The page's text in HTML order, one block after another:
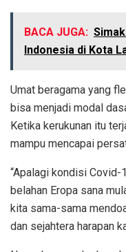
BACA JUGA:
Indonesia di Kota
Umat beragama yang
bisa menjadi modal
Ketika kerukunan itu
mampu mencapai
“Apalagi kondisi Covid-
belahan Eropa sana
kita sama-sama
dan sejahtera harapan